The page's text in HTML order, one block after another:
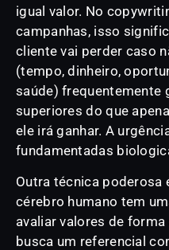
igual valor. No
campanhas, isso
cliente vai perder caso
(tempo, dinheiro,
saúde) frequentemente
superiores do que
ele irá ganhar. A
fundamentadas
Outra técnica poderosa
cérebro humano tem
avaliar valores de
busca um referencial